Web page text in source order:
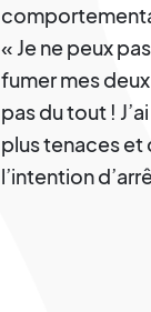
« Je ne peux
fumer mes
pas du tout !
plus tenaces et
l’intention